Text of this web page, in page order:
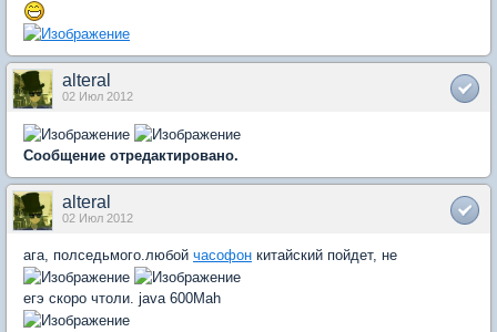
alteral
02 Июл 2012
Сообщение отредактировано.
alteral
02 Июл 2012
ага, полседьмого.любой часофон китайский пойдет, не
егэ скоро чтоли. java 600Mah